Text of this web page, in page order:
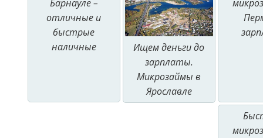
Барнауле –
отличные и
быстрые
наличные
Ищем деньги до
зарплаты.
Микрозаймы в
Ярославле